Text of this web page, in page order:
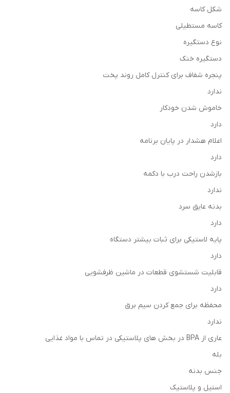
شکل کاسه
کاسه مستطیلی
نوع دستگیره
دستگیره خنک
پنجره شفاف برای کنترل کامل روند پخت
ندارد
خاموش شدن خودکار
دارد
اعلام هشدار در پایان برنامه
دارد
بازشدن راحت درب با دکمه
ندارد
بدنه عایق سرد
دارد
پایه لاستیکی برای ثبات بیشتر دستگاه
دارد
قابلیت شستشوی قطعات در ماشین ظرفشویی
دارد
محفظه برای جمع كردن سیم برق
ندارد
عاری از BPA در بخش های پلاستیکی در تماس با مواد غذایی
بله
جنس بدنه
استیل و پلاستیک